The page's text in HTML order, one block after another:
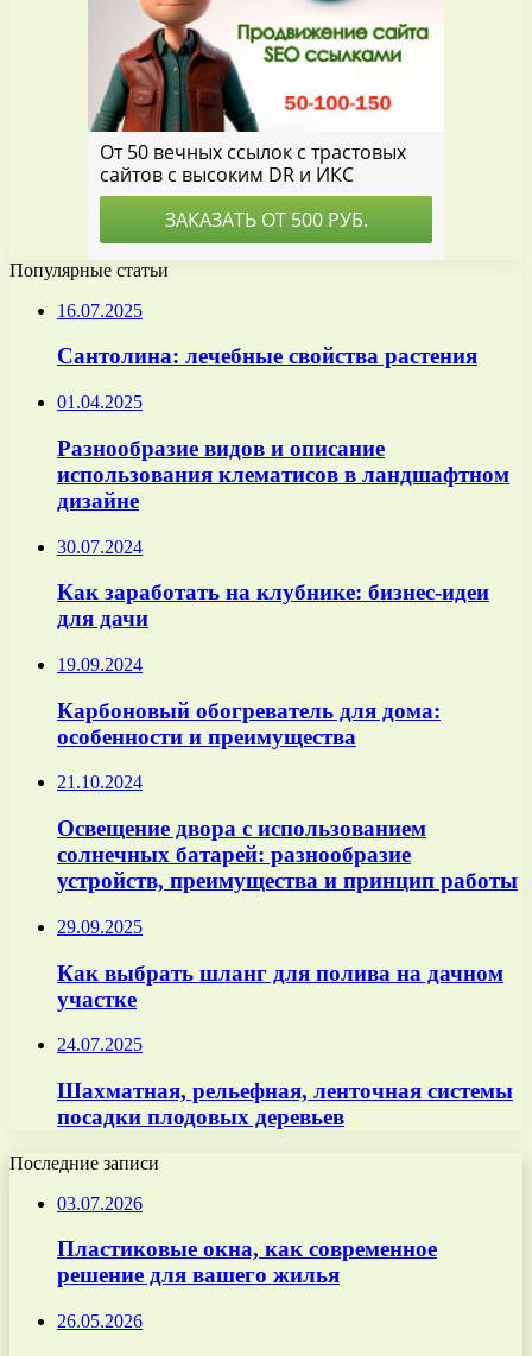
Популярные статьи
16.07.2025
Сантолина: лечебные свойства растения
01.04.2025
Разнообразие видов и описание
использования клематисов в ландшафтном
дизайне
30.07.2024
Как заработать на клубнике: бизнес-идеи
для дачи
19.09.2024
Карбоновый обогреватель для дома:
особенности и преимущества
21.10.2024
Освещение двора с использованием
солнечных батарей: разнообразие
устройств, преимущества и принцип работы
29.09.2025
Как выбрать шланг для полива на дачном
участке
24.07.2025
Шахматная, рельефная, ленточная системы
посадки плодовых деревьев
Последние записи
03.07.2026
Пластиковые окна, как современное
решение для вашего жилья
26.05.2026